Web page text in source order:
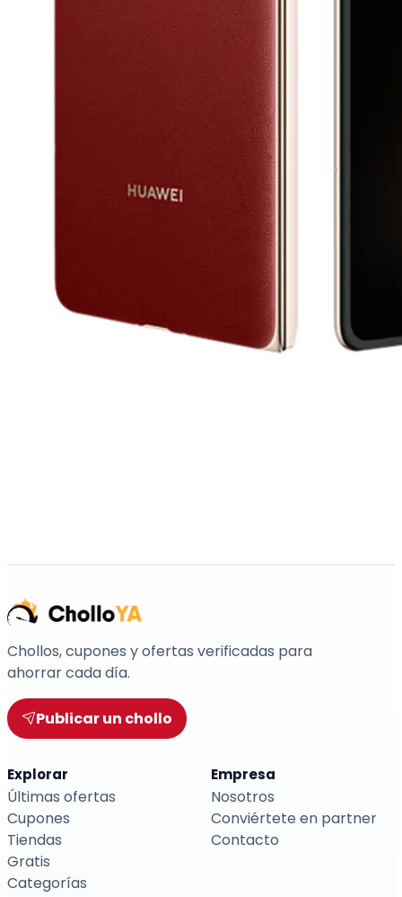
Chollos, cupones y ofertas verificadas para
ahorrar cada día.
Publicar un chollo
Explorar
Últimas ofertas
Cupones
Tiendas
Gratis
Categorías
Empresa
Nosotros
Conviértete en partner
Contacto